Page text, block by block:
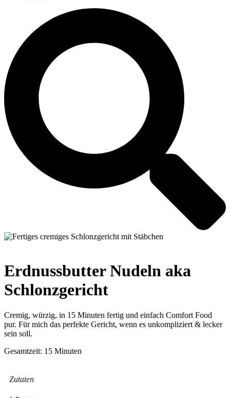
Erdnussbutter Nudeln aka
Schlonzgericht
Cremig, würzig, in 15 Minuten fertig und einfach Comfort Food
pur. Für mich das perfekte Gericht, wenn es unkompliziert & lecker
sein soll.
Gesamtzeit: 15Minuten
Minuten
Zutaten